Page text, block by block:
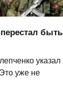
быть
указал
уже не